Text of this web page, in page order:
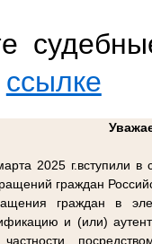
ссылке
2025 г.вступили
граждан
граждан в
и (или)